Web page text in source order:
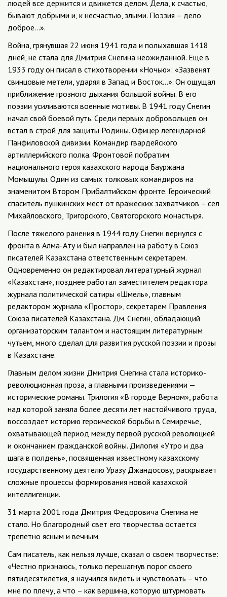
людей все держится и движется делом. Дела, к счастью,
бывают добрыми и, к несчастью, злыми. Поэзия – дело
доброе…».
Война, грянувшая 22 июня 1941 года и полыхавшая 1418
дней, не стала для Дмитрия Снегина неожиданной. Еще в
1933 году он писал в стихотворении «Ночью»: «Зазвенят
свинцовые метели, ударяя в Запад и Восток…». Он ощущал
приближение грозного дыхания большой войны. В его
поэзии усиливаются военные мотивы. В 1941 году Снегин
начал свой боевой путь. Среди первых добровольцев он
встал в строй для защиты Родины. Офицер легендарной
Панфиловской дивизии. Командир гвардейского
артиллерийского полка. Фронтовой побратим
национального героя казахского народа Бауржана
Момышулы. Один из самых толковых командиров на
знаменитом Втором Прибалтийском фронте. Героический
спаситель пушкинских мест от вражеских захватчиков – сел
Михайловского, Тригорского, Святогорского монастыря.
После тяжелого ранения в 1944 году Снегин вернулся с
фронта в Алма-Ату и был направлен на работу в Союз
писателей Казахстана ответственным секретарем.
Одновременно он редактировал литературный журнал
«Казахстан», позднее работал заместителем редактора
журнала политической сатиры «Шмель», главным
редактором журнала «Простор», секретарем Правления
Союза писателей Казахстана. Дм. Снегин, обладающий
организаторским талантом и настоящим литературным
чутьем, много сделал для развития русской поэзии и прозы
в Казахстане.
Главным делом жизни Дмитрия Снегина стала историко-
революционная проза, а главными произведениями —
исторические романы. Трилогия «В городе Верном», работа
над которой заняла более десяти лет настойчивого труда,
воссоздает историю героической борьбы в Семиречье,
охватывающей период между первой русской революцией
и окончанием гражданской войны. Дилогия «Утро и два
шага в полдень», посвященная известному казахскому
государственному деятелю Уразу Джандосову, раскрывает
сложные процессы формирования новой казахской
интеллигенции.
31 марта 2001 года Дмитрия Федоровича Снегина не
стало. Но благородный свет его творчества остается
трепетно ясным и вечным.
Сам писатель, как нельзя лучше, сказал о своем творчестве:
«Честно признаюсь, только перешагнув порог своего
пятидесятилетия, я научился видеть и чувствовать – что
мне по плечу, а что – как вершина, которую штурмовать